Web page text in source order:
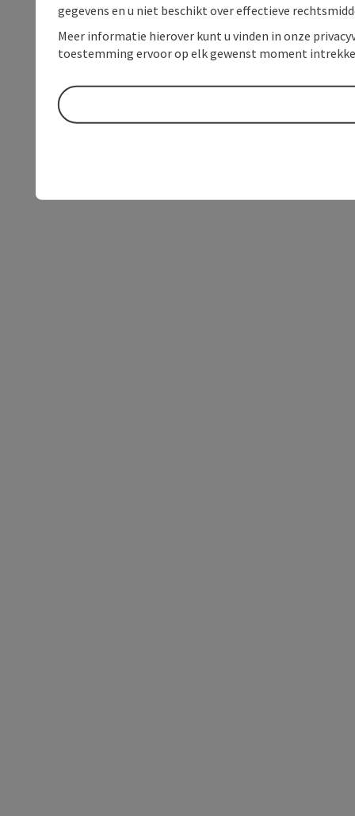
gegevens en u niet beschikt over effectieve
Meer informatie hierover kunt u vinden in onze
toestemming ervoor op elk gewenst moment